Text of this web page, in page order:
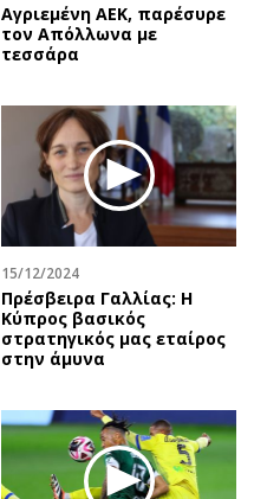
Αγριεμένη ΑΕΚ, παρέσυρε
τον Απόλλωνα με
τεσσάρα
15/12/2024
Πρέσβειρα Γαλλίας: Η
Κύπρος βασικός
στρατηγικός μας εταίρος
στην άμυνα